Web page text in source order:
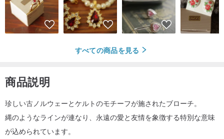
すべての商品を見る
商品説明
珍しい古ノルウェーとケルトのモチーフが施されたブローチ。
縄のようなラインが連なり、永遠の愛と友情を象徴する特別な意味
が込められています。